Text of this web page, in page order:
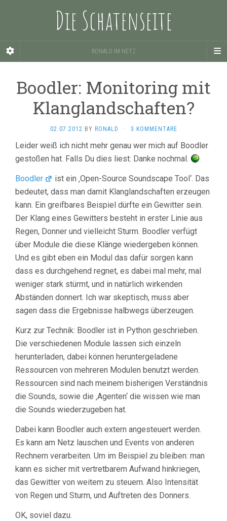
Die Schatenseite
RONALD IM NETZ
Boodler: Monitoring mit
Klanglandschaften?
02.07.2012 BY RONALD · 3 KOMMENTARE
Leider weiß ich nicht mehr genau wer mich auf Boodler
gestoßen hat. Falls Du dies liest: Danke nochmal.
Boodler
ist ein ‚Open-Source Soundscape Tool‘. Das
bedeutet, dass man damit Klanglandschaften erzeugen
kann. Ein greifbares Beispiel dürfte ein Gewitter sein.
Der Klang eines Gewitters besteht in erster Linie aus
Regen, Donner und vielleicht Sturm. Boodler verfügt
über Module die diese Klänge wiedergeben können.
Und es gibt eben ein Modul das dafür sorgen kann
dass es durchgehend regnet, es dabei mal mehr, mal
weniger stark stürmt, und in natürlich wirkenden
Abständen donnert. Ich war skeptisch, muss aber
sagen dass die Ergebnisse halbwegs überzeugen.
Kurz zur Technik: Boodler ist in Python geschrieben.
Die verschiedenen Module lassen sich einzeln
herunterladen, dabei können heruntergeladene
Ressourcen von mehreren Modulen benutzt werden.
Ressourcen sind nach meinem bisherigen Verständnis
die Sounds, sowie die ‚Agenten‘ die wissen wie man
die Sounds wiederzugeben hat.
Dabei kann Boodler auch extern angesteuert werden.
Es kann am Netz lauschen und Events von anderen
Rechnern verarbeiten. Um im Beispiel zu bleiben: man
kann es sicher mit vertretbarem Aufwand hinkriegen,
das Gewitter von weitem zu steuern. Also Intensität
von Regen und Sturm, und Auftreten des Donners.
OK, soviel dazu.